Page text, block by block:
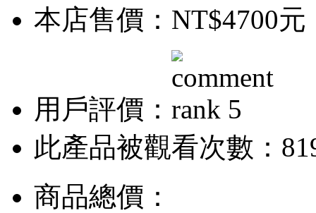
本店售價： NT$4700元
用戶評價：
此產品被觀看次數：
商品總價：